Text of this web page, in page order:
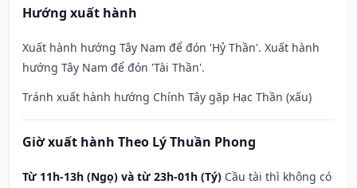
Hướng xuất hành
Xuất hành hướng Tây Nam để đón 'Hỷ Thần'. Xuất hành
hướng Tây Nam để đón 'Tài Thần'.
Tránh xuất hành hướng Chính Tây gặp Hạc Thần (xấu)
Giờ xuất hành Theo Lý Thuần Phong
Từ 11h-13h (Ngọ) và từ 23h-01h (Tý) Cầu tài thì không có